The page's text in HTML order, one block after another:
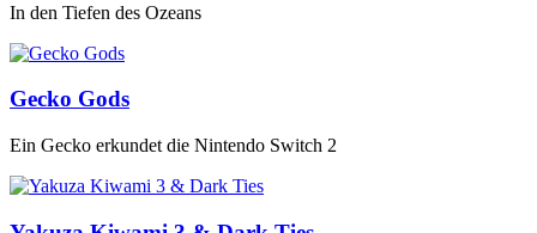
In den Tiefen des Ozeans
Gecko Gods
Ein Gecko erkundet die Nintendo Switch 2